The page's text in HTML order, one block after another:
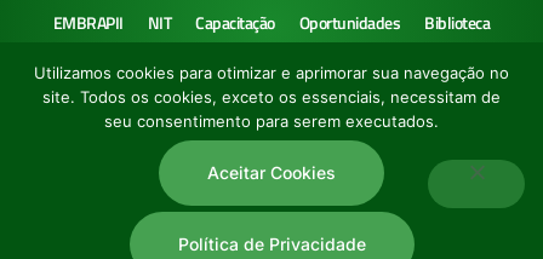
EMBRAPII NIT Capacitação Oportunidades Biblioteca
Notícias
Polo de Inovação IFCE – |Termo de Uso
Copyright © 2022 Todos os direitos reservados.
Utilizamos cookies para otimizar e aprimorar sua navegação no
site. Todos os cookies, exceto os essenciais, necessitam de
seu consentimento para serem executados.
Aceitar Cookies
Política de Privacidade